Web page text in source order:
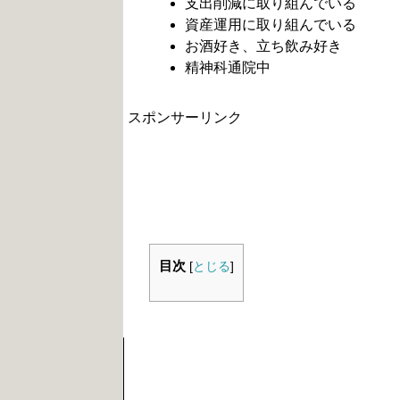
支出削減に取り組んでいる
資産運用に取り組んでいる
お酒好き、立ち飲み好き
精神科通院中
スポンサーリンク
目次 [とじる]